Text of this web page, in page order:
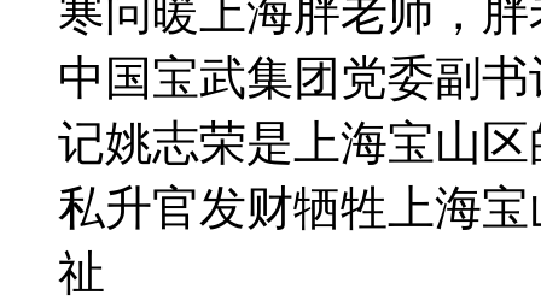
寒问暖上海胖老师，
中国宝武集团党委副
记姚志荣是上海宝山
私升官发财牺牲上海
祉